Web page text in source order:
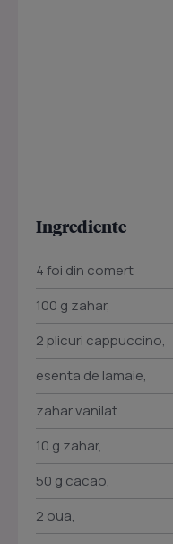
Ingrediente
4 foi din comert
100 g zahar,
2 plicuri cappuccino,
esenta de lamaie,
zahar vanilat
10 g zahar,
50 g cacao,
2 oua,